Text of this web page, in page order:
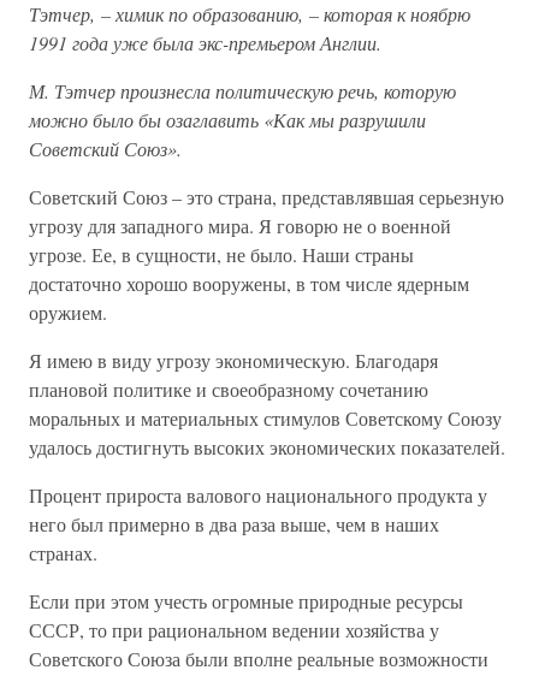
Тэтчер, – химик по образованию, – которая к ноябрю
1991 года уже была экс-премьером Англии.
М. Тэтчер произнесла политическую речь, которую
можно было бы озаглавить «Как мы разрушили
Советский Союз».
Советский Союз – это страна, представлявшая серьезную
угрозу для западного мира. Я говорю не о военной
угрозе. Ее, в сущности, не было. Наши страны
достаточно хорошо вооружены, в том числе ядерным
оружием.
Я имею в виду угрозу экономическую. Благодаря
плановой политике и своеобразному сочетанию
моральных и материальных стимулов Советскому Союзу
удалось достигнуть высоких экономических показателей.
Процент прироста валового национального продукта у
него был примерно в два раза выше, чем в наших
странах.
Если при этом учесть огромные природные ресурсы
СССР, то при рациональном ведении хозяйства у
Советского Союза были вполне реальные возможности